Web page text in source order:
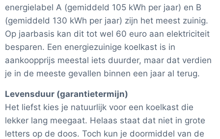
energielabel A (gemiddeld 105 kWh per jaar) en B
(gemiddeld 130 kWh per jaar) zijn het meest zuinig.
Op jaarbasis kan dit tot wel 60 euro aan elektriciteit
besparen. Een energiezuinige koelkast is in
aankoopprijs meestal iets duurder, maar dat verdien
je in de meeste gevallen binnen een jaar al terug.
Levensduur (garantietermijn)
Het liefst kies je natuurlijk voor een koelkast die
lekker lang meegaat. Helaas staat dat niet in grote
letters op de doos. Toch kun je doormiddel van de